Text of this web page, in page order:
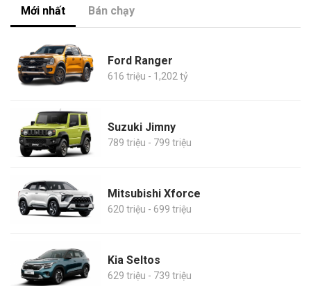
Mới nhất Bán chạy
Ford Ranger
616 triệu - 1,202 tỷ
Suzuki Jimny
789 triệu - 799 triệu
Mitsubishi Xforce
620 triệu - 699 triệu
Kia Seltos
629 triệu - 739 triệu